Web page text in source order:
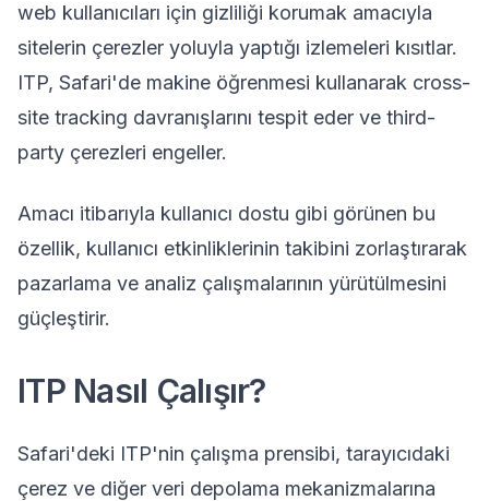
web kullanıcıları için gizliliği korumak amacıyla
sitelerin çerezler yoluyla yaptığı izlemeleri kısıtlar.
ITP, Safari'de makine öğrenmesi kullanarak cross-
site tracking davranışlarını tespit eder ve third-
party çerezleri engeller.
Amacı itibarıyla kullanıcı dostu gibi görünen bu
özellik, kullanıcı etkinliklerinin takibini zorlaştırarak
pazarlama ve analiz çalışmalarının yürütülmesini
güçleştirir.
ITP Nasıl Çalışır?
Safari'deki ITP'nin çalışma prensibi, tarayıcıdaki
çerez ve diğer veri depolama mekanizmalarına